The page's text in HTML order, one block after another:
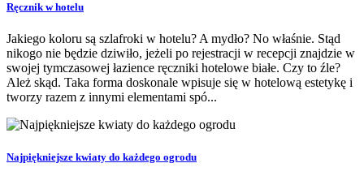
Ręcznik w hotelu
Jakiego koloru są szlafroki w hotelu? A mydło? No właśnie. Stąd
nikogo nie będzie dziwiło, jeżeli po rejestracji w recepcji znajdzie w
swojej tymczasowej łazience ręczniki hotelowe białe. Czy to źle?
Ależ skąd. Taka forma doskonale wpisuje się w hotelową estetykę i
tworzy razem z innymi elementami spó...
Najpiękniejsze kwiaty do każdego ogrodu